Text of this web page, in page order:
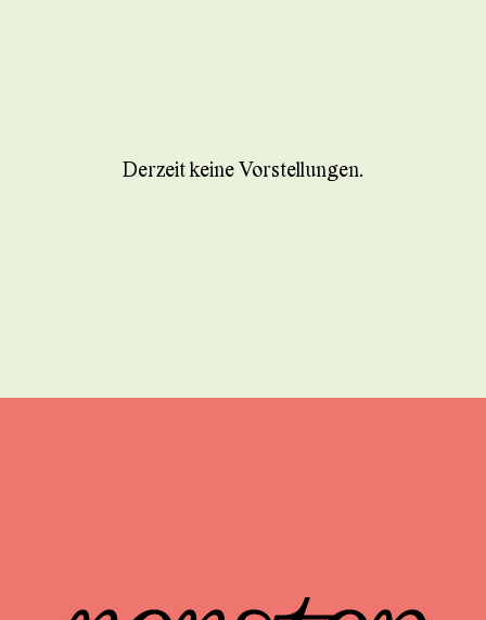
Derzeit keine Vorstellungen.